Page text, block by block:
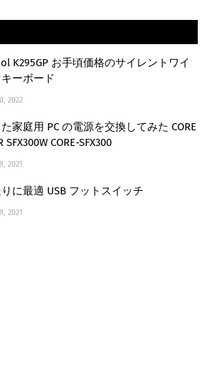
K295GP お手頃価格のサイレントワイ
ーボード
2022
家庭用 PC の電源を交換してみた CORE
SFX300W CORE-SFX300
2021
に最適 USB フットスイッチ
2021